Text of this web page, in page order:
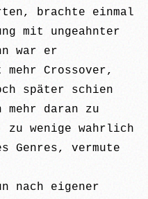
brachte einmal
mit ungeahnter
war er
Crossover,
später schien
mehr daran zu
wenige wahrlich
Genres, vermute
nach eigener